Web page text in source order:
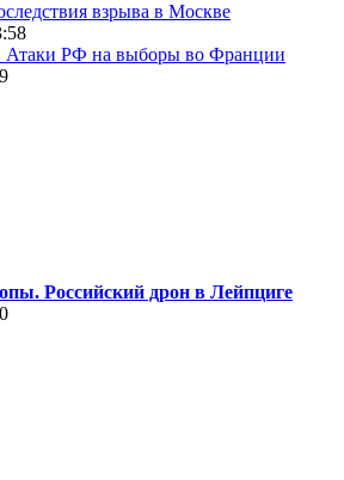
взрыва в Москве
Атаки РФ на выборы во Франции
Российский дрон в Лейпциге